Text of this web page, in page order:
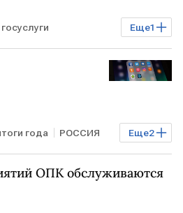
Еще1
госуслуги
Еще2
года РОССИЯ
ОПК обслуживаются